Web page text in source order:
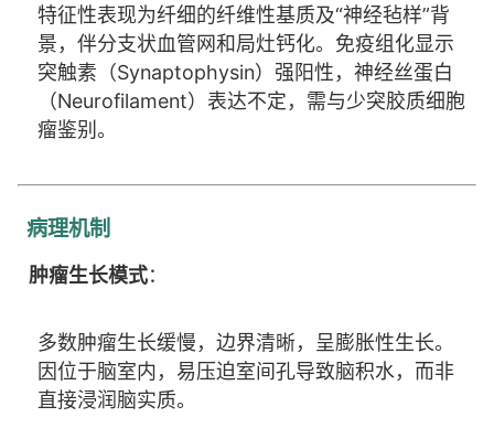
特征性表现为纤细的纤维性基质及“神经毡样”背
景，伴分支状血管网和局灶钙化。免疫组化显示
突触素（Synaptophysin）强阳性，神经丝蛋白
（Neurofilament）表达不定，需与少突胶质细胞
瘤鉴别。
病理机制
肿瘤生长模式：
多数肿瘤生长缓慢，边界清晰，呈膨胀性生长。
因位于脑室内，易压迫室间孔导致脑积水，而非
直接浸润脑实质。